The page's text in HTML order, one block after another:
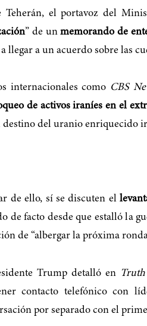
Teherán, el portavoz del
” de unmemorando de
llegar a un acuerdo sobre las
internacionales como CBS
de activos iraníes en el
destino del uranio enriquecido
de ello, sí se discuten el
de facto desde que estalló la
de “albergar la próxima
Trump detalló en
contacto telefónico con
por separado con el